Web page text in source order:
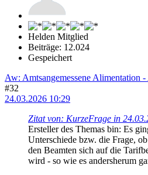
Helden Mitglied
Beiträge: 12.024
Gespeichert
Aw: Amtsangemessene Alimentation
#32
24.03.2026 10:29
Zitat von: KurzeFrage in
Ersteller des Themas bin: Es
Unterschiede bzw. die Frage,
den Beamten sich auf die
wird - so wie es andersherum